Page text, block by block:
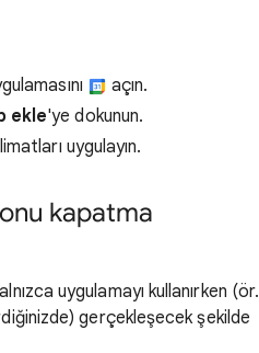
açın.
ekle'ye dokunun.
uygulayın.
kapatma
uygulamayı kullanırken (ör.
gerçekleşecek şekilde